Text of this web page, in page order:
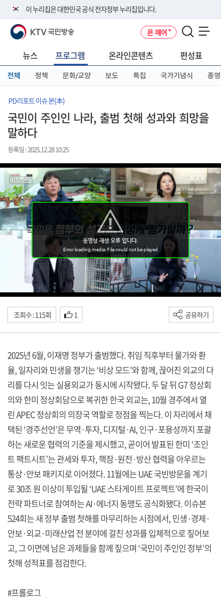
이 누리집은 대한민국 공식 전자정부 누리집입니다.
공식 누리집 주소 확인하기
니다.
이밖에 or.kr 또는 .kr등 다른 도메인 주소를 사용하고 있다면 아래 URL에
서 도메인 주소를 확인해 보세요
KTV 국민방송 온 에어
뉴스 프로그램 온라인콘텐츠 편성표
전체 정책 문화/교양 보도 특집 국가기념식 종영
PD리포트 이슈 본(本)
국민이 주인인 나라, 출범 첫해 성과와 희망을
말하다
등록일 : 2025.12.28 10:25
조회수 : 115회 1 공유하기
2025년 6월, 이재명 정부가 출범했다. 취임 직후부터 물가와 환
율, 일자리와 민생을 챙기는 ‘비상 모드’와 함께, 끊어진 외교의 다
리를 다시 잇는 실용외교가 동시에 시작됐다. 두 달 뒤 G7 정상회
의와 한미 정상회담으로 복귀한 한국 외교는, 10월 경주에서 열
린 APEC 정상회의 의장국 역할로 정점을 찍는다. 이 자리에서 채
택된 ‘경주선언’은 무역·투자, 디지털·AI, 인구·포용성까지 포괄
하는 새로운 협력의 기준을 제시했고, 곧이어 발표된 한미 ‘조인
트 팩트시트’는 관세와 투자, 핵잠·원전·방산 협력을 아우르는
통상·안보 패키지로 이어졌다. 11월에는 UAE 국빈방문을 계기
로 30조 원 이상이 투입될 ‘UAE 스타게이트 프로젝트’에 한국이
전략 파트너로 참여하는 AI·에너지 동맹도 공식화됐다. 이슈본
524회는 새 정부 출범 첫해를 마무리하는 시점에서, 민생·경제·
안보·외교·미래산업 전 분야에 걸친 성과를 입체적으로 짚어보
고, 그 이면에 남은 과제들을 함께 짚으며 ‘국민이 주인인 정부’의
첫해 성적표를 점검한다.
#프롤로그